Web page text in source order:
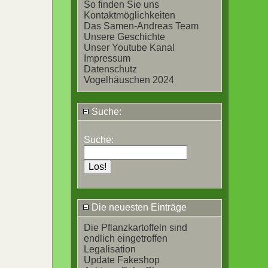
So finden Sie uns
Kontaktmöglichkeiten
Das Samen-Andreas Team
Unsere Geschichte
Unser Youtube Kanal
Impressum
Datenschutz
Vogelhäuschen 2024
Suche:
Suche:
Die neuesten Einträge
Die Pflanzkartoffeln sind
endlich eingetroffen
Legalisation
Update Fakeshop